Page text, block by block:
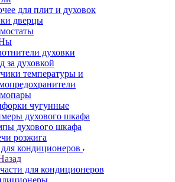
для плит и духовок
дверцы
духовки
за духовкой
температуры и
чугунные
духового шкафа
духового шкафа
розжига
кондиционеров
для кондиционеров